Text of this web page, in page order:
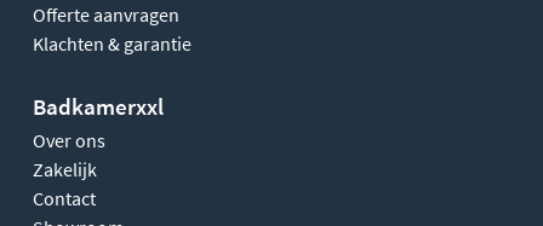
Offerte aanvragen
Klachten & garantie
Badkamerxxl
Over ons
Zakelijk
Contact